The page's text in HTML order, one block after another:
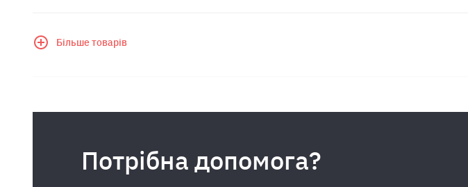
Більше товарів
Потрібна допомога?